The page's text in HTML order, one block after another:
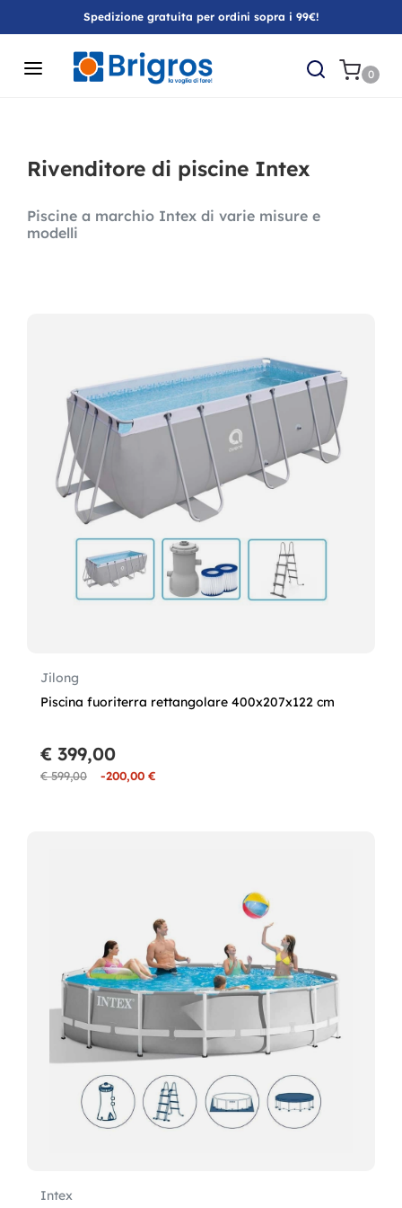
Spedizione gratuita per ordini sopra i 99€!
0
Rivenditore di piscine Intex
Piscine a marchio Intex di varie misure e
modelli
Jilong
Piscina fuoriterra rettangolare 400x207x122 cm
€ 599,00 -200,00 €
€ 399,00
Intex